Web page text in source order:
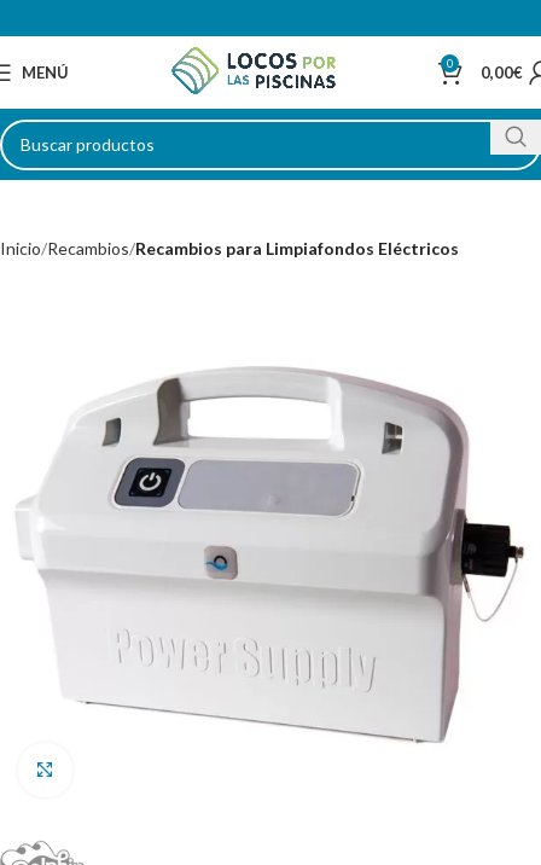
MENÚ 0 0,00€
Inicio Recambios Recambios para Limpiafondos Eléctricos